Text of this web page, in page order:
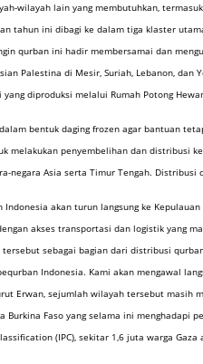
wilayah lain yang membutuhkan,
tahun ini dibagi ke dalam tiga klaster
qurban ini hadir membersamai dan
Palestina di Mesir, Suriah, Lebanon, dan
diproduksi melalui Rumah Potong
bentuk daging frozen agar bantuan
melakukan penyembelihan dan distribusi
Asia serta Timur Tengah.
akan turun langsung ke
akses transportasi dan logistik yang
sebagai bagian dari distribusi
Indonesia. Kami akan mengawal
Erwan, sejumlah wilayah tersebut
Faso yang selama ini menghadapi
(IPC), sekitar 1,6 juta warga